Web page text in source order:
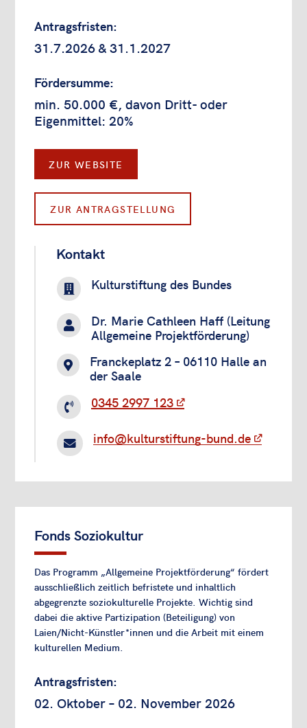
Antragsfristen:
31.7.2026 & 31.1.2027
Fördersumme:
min. 50.000 €, davon Dritt- oder
Eigenmittel: 20%
ZUR WEBSITE
ZUR ANTRAGSTELLUNG
Kontakt
 Kulturstiftung des Bundes

Dr. Marie Cathleen Haff (Leitung
Allgemeine Projektförderung)

Franckeplatz 2 – 06110 Halle an
der Saale
 0345 2997 123
 info@kulturstiftung-bund.de
Fonds Soziokultur
Das Programm „Allgemeine Projektförderung“ fördert
ausschließlich zeitlich befristete und inhaltlich
abgegrenzte soziokulturelle Projekte. Wichtig sind
dabei die aktive Partizipation (Beteiligung) von
Laien/Nicht-Künstler*innen und die Arbeit mit einem
kulturellen Medium.
Antragsfristen:
02. Oktober – 02. November 2026